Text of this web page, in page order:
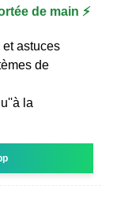
de main ⚡
astuces
de
la